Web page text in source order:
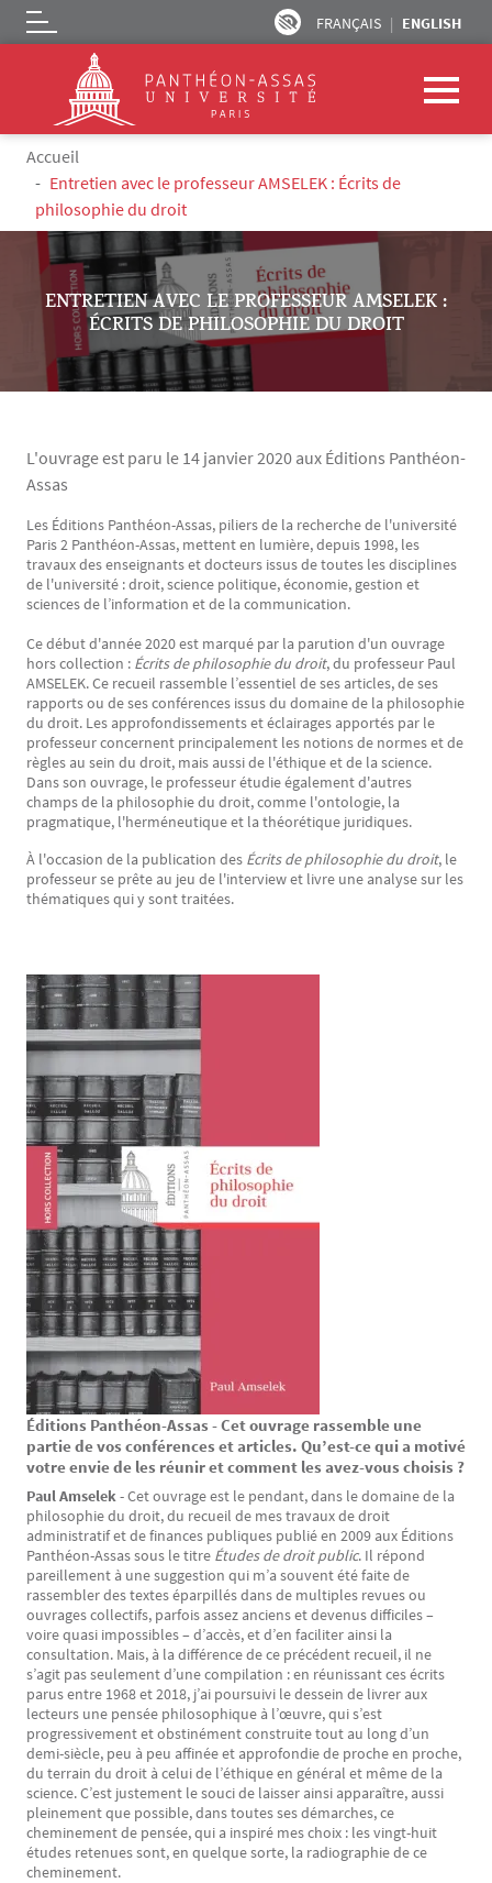
Skip to main content
FRANÇAIS ENGLISH
Logo
Breadcrumb
Accueil
Entretien avec le professeur AMSELEK : Écrits de
philosophie du droit
ENTRETIEN AVEC LE PROFESSEUR AMSELEK :
ÉCRITS DE PHILOSOPHIE DU DROIT
L'ouvrage est paru le 14 janvier 2020 aux Éditions Panthéon-
Assas
Texte
Les Éditions Panthéon-Assas, piliers de la recherche de l'université
Paris 2 Panthéon-Assas, mettent en lumière, depuis 1998, les
travaux des enseignants et docteurs issus de toutes les disciplines
de l'université : droit, science politique, économie, gestion et
sciences de l’information et de la communication.
Ce début d'année 2020 est marqué par la parution d'un ouvrage
hors collection : Écrits de philosophie du droit, du professeur Paul
AMSELEK. Ce recueil rassemble l’essentiel de ses articles, de ses
rapports ou de ses conférences issus du domaine de la philosophie
du droit. Les approfondissements et éclairages apportés par le
professeur concernent principalement les notions de normes et de
règles au sein du droit, mais aussi de l'éthique et de la science.
Dans son ouvrage, le professeur étudie également d'autres
champs de la philosophie du droit, comme l'ontologie, la
pragmatique, l'herméneutique et la théorétique juridiques.
À l'occasion de la publication des Écrits de philosophie du droit, le
professeur se prête au jeu de l'interview et livre une analyse sur les
thématiques qui y sont traitées.
Texte
Éditions Panthéon-Assas - Cet ouvrage rassemble une
partie de vos conférences et articles. Qu’est-ce qui a motivé
votre envie de les réunir et comment les avez-vous choisis ?
Paul Amselek- Cet ouvrage est le pendant, dans le domaine de la
philosophie du droit, du recueil de mes travaux de droit
administratif et de finances publiques publié en 2009 aux Éditions
Panthéon-Assas sous le titre Études de droit public. Il répond
pareillement à une suggestion qui m’a souvent été faite de
rassembler des textes éparpillés dans de multiples revues ou
ouvrages collectifs, parfois assez anciens et devenus difficiles –
voire quasi impossibles – d’accès, et d’en faciliter ainsi la
consultation. Mais, à la différence de ce précédent recueil, il ne
s’agit pas seulement d’une compilation : en réunissant ces écrits
parus entre 1968 et 2018, j’ai poursuivi le dessein de livrer aux
lecteurs une pensée philosophique à l’œuvre, qui s’est
progressivement et obstinément construite tout au long d’un
demi-siècle, peu à peu affinée et approfondie de proche en proche,
du terrain du droit à celui de l’éthique en général et même de la
science. C’est justement le souci de laisser ainsi apparaître, aussi
pleinement que possible, dans toutes ses démarches, ce
cheminement de pensée, qui a inspiré mes choix : les vingt-huit
études retenues sont, en quelque sorte, la radiographie de ce
cheminement.